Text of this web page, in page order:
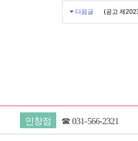
다음글 (공고 제
인창점 ☎031-566-2321